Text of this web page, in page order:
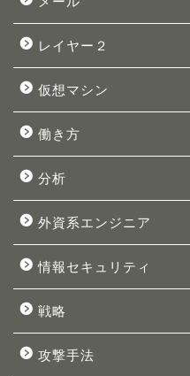
レイヤー２
仮想マシン
働き方
分析
外資系エンジニア
情報セキュリティ
戦略
攻撃手法